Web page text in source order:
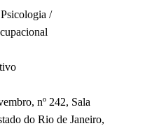
/
nº 242, Sala
do Rio de Janeiro,